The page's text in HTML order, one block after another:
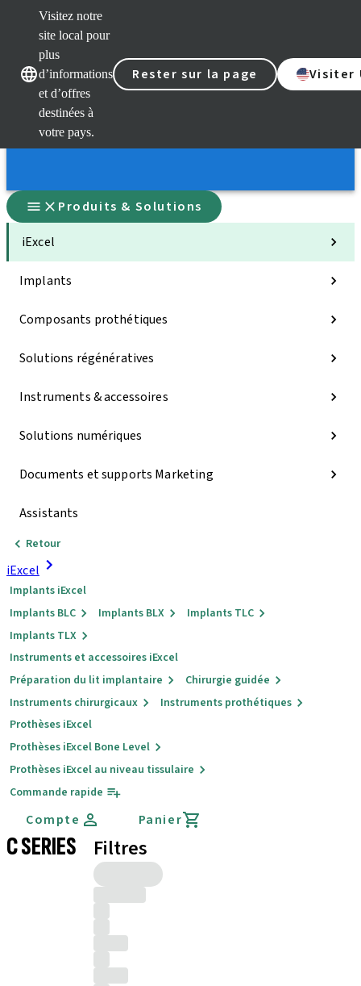
Visitez notre
site local pour
plus
d’informations
et d’offres
destinées à
votre pays.
Rester sur la page
Visiter
Produits & Solutions
iExcel
Implants
Composants prothétiques
Solutions régénératives
Instruments & accessoires
Solutions numériques
Documents et supports Marketing
Assistants
Retour
iExcel
Implants iExcel
Implants BLC
Implants BLX
Implants TLC
Implants TLX
Instruments et accessoires iExcel
Préparation du lit implantaire
Chirurgie guidée
Instruments chirurgicaux
Instruments prothétiques
Prothèses iExcel
Prothèses iExcel Bone Level
Prothèses iExcel au niveau tissulaire
Commande rapide
Compte Panier
C SERIES Filtres